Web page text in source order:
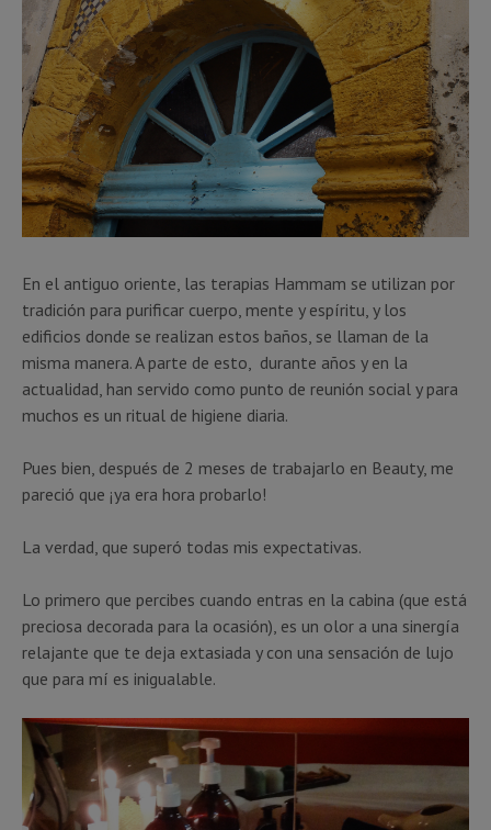
En el antiguo oriente, las terapias Hammam se utilizan por
tradición para purificar cuerpo, mente y espíritu, y los
edificios donde se realizan estos baños, se llaman de la
misma manera. A parte de esto, durante años y en la
actualidad, han servido como punto de reunión social y para
muchos es un ritual de higiene diaria.
Pues bien, después de 2 meses de trabajarlo en Beauty, me
pareció que ¡ya era hora probarlo!
La verdad, que superó todas mis expectativas.
Lo primero que percibes cuando entras en la cabina (que está
preciosa decorada para la ocasión), es un olor a una sinergía
relajante que te deja extasiada y con una sensación de lujo
que para mí es inigualable.